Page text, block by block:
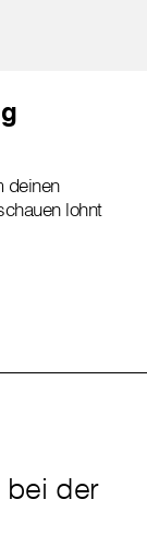
deinen
lohnt
bei der